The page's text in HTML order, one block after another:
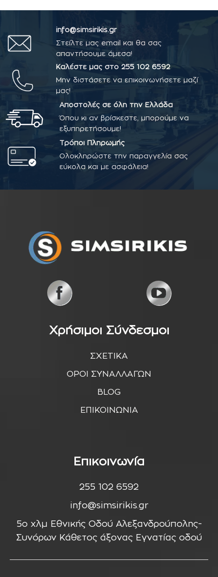
info@simsirikis.gr
Στείλτε μας email και θα σας
απαντήσουμε άμεσα!
Καλέστε μας στο 255 102 6592
Μην διστάσετε να επικοινωνήσετε μαζί
μας!
Αποστολές σε όλη την Ελλάδα
Όπου κι αν βρίσκεστε, μπορούμε να
εξυπηρετήσουμε!
Τρόποι Πληρωμής
Ολοκληρώστε την παραγγελία σας
εύκολα και με ασφάλεια!
Χρήσιμοι Σύνδεσμοι
ΣΧΕΤΙΚΑ
ΟΡΟΙ ΣΥΝΑΛΛΑΓΩΝ
BLOG
ΕΠΙΚΟΙΝΩΝΙΑ
Επικοινωνία
255 102 6592
info@simsirikis.gr
5ο χλμ Εθνικής Οδού Αλεξανδρούπολης-
Συνόρων Κάθετος άξονας Εγνατίας οδού